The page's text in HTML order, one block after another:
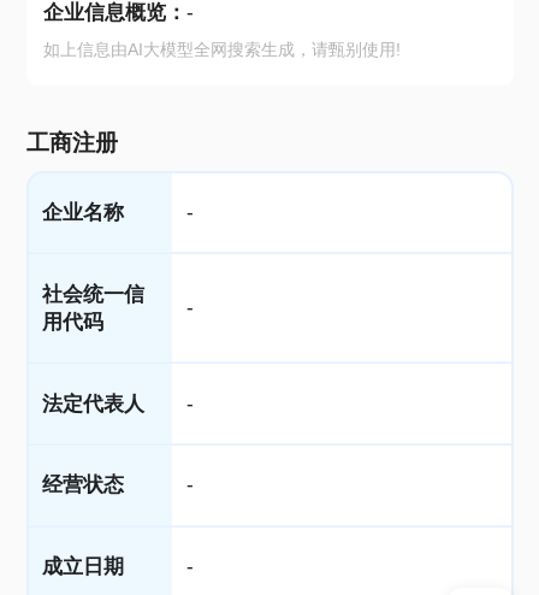
企业信息概览： -
如上信息由AI大模型全网搜索生成，请甄别使用!
工商注册
企业名称 -
社会统一信
用代码
-
法定代表人 -
经营状态 -
成立日期 -